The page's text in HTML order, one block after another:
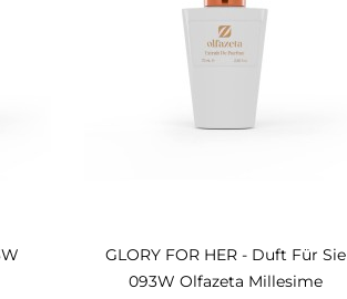
GLORY FOR HER - Duft Für Sie
093W Olfazeta Millesime